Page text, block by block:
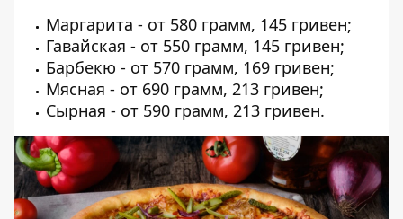
Маргарита - от 580 грамм, 145 гривен;
Гавайская - от 550 грамм, 145 гривен;
Барбекю - от 570 грамм, 169 гривен;
Мясная - от 690 грамм, 213 гривен;
Сырная - от 590 грамм, 213 гривен.